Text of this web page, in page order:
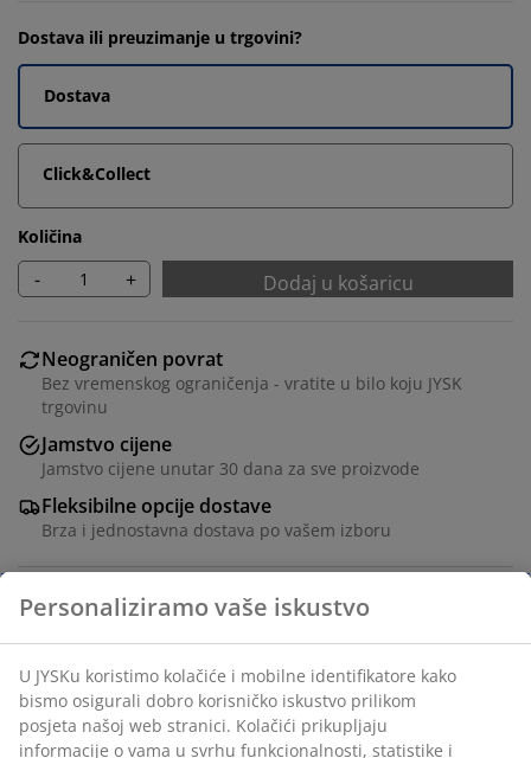
Dostava ili preuzimanje u trgovini?
Dostava
Click&Collect
Količina
- + Dodaj u košaricu
Neograničen povrat
Bez vremenskog ograničenja - vratite u bilo koju JYSK
trgovinu
Jamstvo cijene
Jamstvo cijene unutar 30 dana za sve proizvode
Fleksibilne opcije dostave
Brza i jednostavna dostava po vašem izboru
bez potrebe za zalijevanjem ili održavanjem. Biljka je
smještena u jednostavnoj, crnoj tegli. Ø49xV44 cm
Personaliziramo vaše iskustvo
U JYSKu koristimo kolačiće i mobilne identifikatore kako
bismo osigurali dobro korisničko iskustvo prilikom
posjeta našoj web stranici. Kolačići prikupljaju
informacije o vama u svrhu funkcionalnosti, statistike i